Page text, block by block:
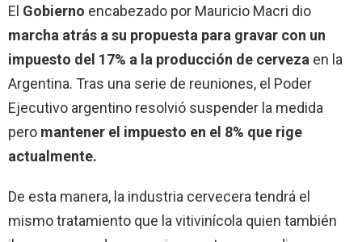
El Gobierno encabezado por Mauricio Macri dio
marcha atrás a su propuesta para gravar con un
impuesto del 17% a la producción de cerveza en la
Argentina. Tras una serie de reuniones, el Poder
Ejecutivo argentino resolvió suspender la medida
pero mantener el impuesto en el 8% que rige
actualmente.
De esta manera, la industria cervecera tendrá el
mismo tratamiento que la vitivinícola quien también